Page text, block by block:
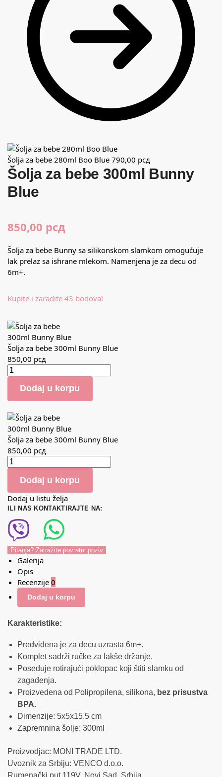
Šolja za bebe 280ml Boo Blue 790,00 рсд
Šolja za bebe 300ml Bunny
Blue
850,00 рсд
Šolja za bebe Bunny sa silikonskom slamkom omogućuje
lak prelaz sa ishrane mlekom. Namenjena je za decu od
6m+.
Kupite i zaradite 43 bodova!
Šolja za bebe 300ml Bunny Blue
850,00 рсд
Dodaj u korpu
Šolja za bebe 300ml Bunny Blue
850,00 рсд
Dodaj u korpu
Dodaj u listu želja
ILI NAS KONTAKTIRAJTE NA:
Pitanja? Zatražite povratni poziv
Galerija
Opis
Recenzije 0
Dodaj u korpu
Karakteristike:
Predviđena je za decu uzrasta 6m+.
Komplet sadrži ručke za lakše držanje.
Poseduje rotirajući poklopac koji štiti slamku od
zagađenja.
Proizvedena od Polipropilena, silikona, bez prisustva
BPA.
Dimenzije: 5x5x15.5 cm
Zapremnina šolje: 300ml
Proizvodjac: MONI TRADE LTD.
Uvoznik za Srbiju: VENCO d.o.o.
Rumenački put 119V, Novi Sad, Srbija